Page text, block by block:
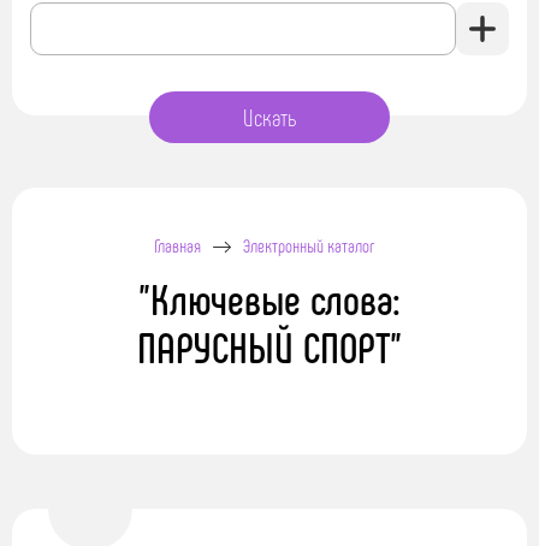
Главная Электронный каталог
"Ключевые слова:
ПАРУСНЫЙ СПОРТ"